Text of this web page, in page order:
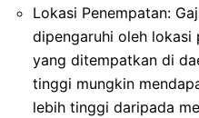
Lokasi Penempatan:
dipengaruhi oleh lokasi
yang ditempatkan di
tinggi mungkin
lebih tinggi daripada